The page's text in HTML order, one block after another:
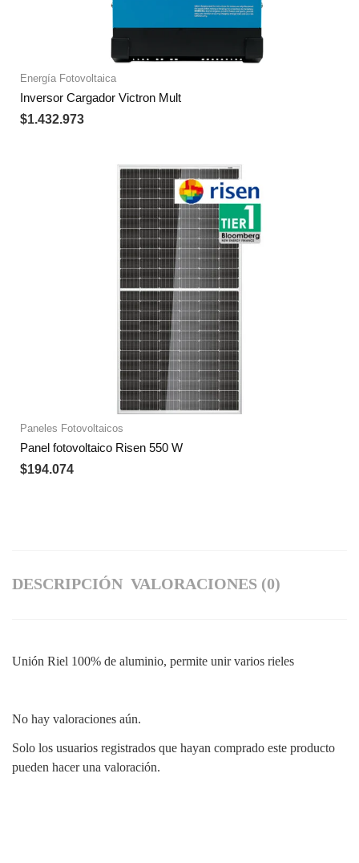
Energía Fotovoltaica
Inversor Cargador Victron Mult
$1.432.973
Paneles Fotovoltaicos
Panel fotovoltaico Risen 550 W
$194.074
DESCRIPCIÓN VALORACIONES (0)
Unión Riel 100% de aluminio, permite unir varios rieles
No hay valoraciones aún.
Solo los usuarios registrados que hayan comprado este producto
pueden hacer una valoración.